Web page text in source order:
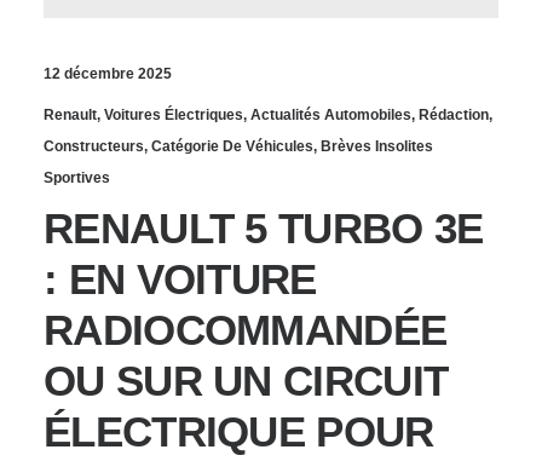
12 décembre 2025
Renault, Voitures Électriques, Actualités Automobiles, Rédaction,
Constructeurs, Catégorie De Véhicules, Brèves Insolites
Sportives
RENAULT 5 TURBO 3E
: EN VOITURE
RADIOCOMMANDÉE
OU SUR UN CIRCUIT
ÉLECTRIQUE POUR